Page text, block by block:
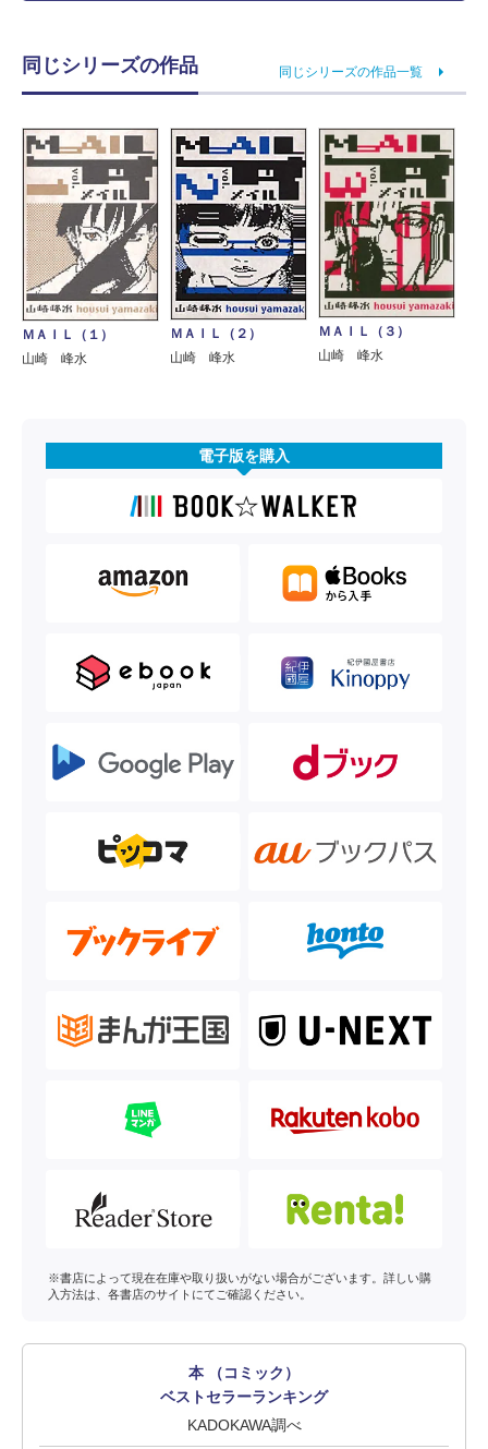
同じシリーズの作品 同じシリーズの作品一覧
ＭＡＩＬ（１）
山崎 峰水
ＭＡＩＬ（２）
山崎 峰水
ＭＡＩＬ（３）
山崎 峰水
電子版を購入
※書店によって現在在庫や取り扱いがない場合がございます。詳しい購
入方法は、各書店のサイトにてご確認ください。
本 （コミック）
ベストセラーランキング
KADOKAWA調べ